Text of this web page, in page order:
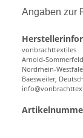
Angaben zur
vonbrachttextiles
Arnold-
Nordrhein-
Baesweiler,